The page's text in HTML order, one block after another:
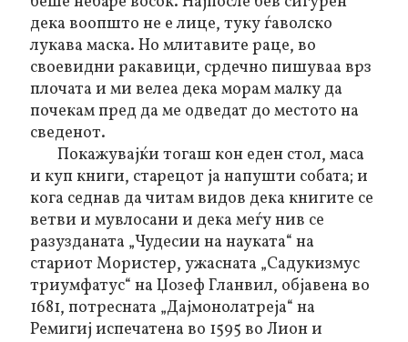
дека воопшто не е лице, туку ѓаволско
лукава маска. Но млитавите раце, во
своевидни ракавици, срдечно пишуваа врз
плочата и ми велеа дека морам малку да
почекам пред да ме одведат до местото на
сведенот.
Покажувајќи тогаш кон еден стол, маса
и куп книги, старецот ја напушти собата; и
кога седнав да читам видов дека книгите се
ветви и мувлосани и дека меѓу нив се
разузданата „Чудесии на науката“ на
стариот Мористер, ужасната „Садукизмус
триумфатус“ на Џозеф Гланвил, објавена во
1681, потресната „Дајмонолатреја“ на
Ремигиј испечатена во 1595 во Лион и